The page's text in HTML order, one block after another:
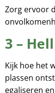
Zorg ervoor
3 –
Kijk hoe het
plassen
egaliseren